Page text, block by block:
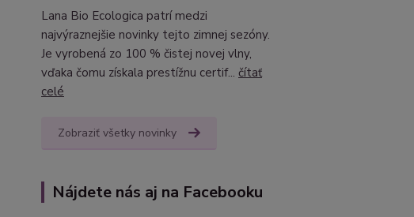
Lana Bio Ecologica patrí medzi
najvýraznejšie novinky tejto zimnej sezóny.
Je vyrobená zo 100 % čistej novej vlny,
vďaka čomu získala prestížnu certif... čítať
celé
Zobraziť všetky novinky
Nájdete nás aj na Facebooku